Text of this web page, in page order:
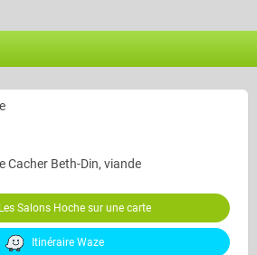
Cacher Beth-Din, viande
Salons Hoche sur une carte
Itinéraire Waze